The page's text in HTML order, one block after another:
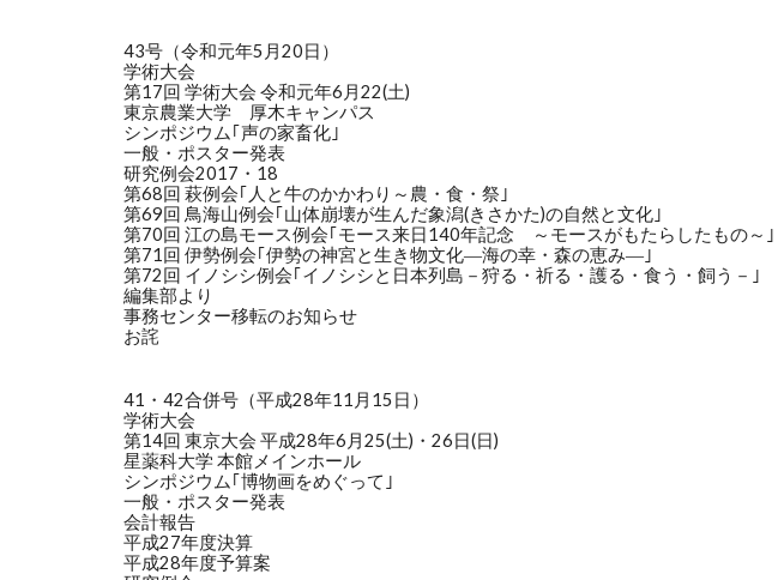
43号（令和元年5月20日）
学術大会
第17回 学術大会 令和元年6月22(土)
東京農業大学 厚木キャンパス
シンポジウム｢声の家畜化｣
一般・ポスター発表
研究例会2017・18
第68回 萩例会｢人と牛のかかわり～農・食・祭｣
第69回 鳥海山例会｢山体崩壊が生んだ象潟(きさかた)の自然と文化｣
第70回 江の島モース例会｢モース来日140年記念 ～モースがもたらしたもの～｣
第71回 伊勢例会｢伊勢の神宮と生き物文化―海の幸・森の恵み―｣
第72回 イノシシ例会｢イノシシと日本列島－狩る・祈る・護る・食う・飼う－｣
編集部より
事務センター移転のお知らせ
お詫
41・42合併号（平成28年11月15日）
学術大会
第14回 東京大会 平成28年6月25(土)・26日(日)
星薬科大学 本館メインホール
シンポジウム｢博物画をめぐって｣
一般・ポスター発表
会計報告
平成27年度決算
平成28年度予算案